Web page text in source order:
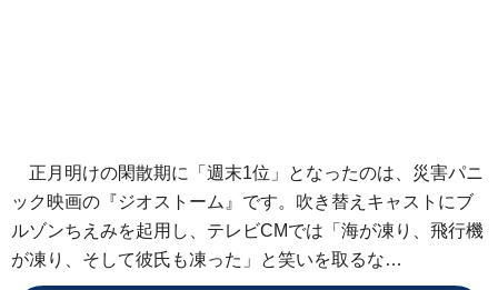
正月明けの閑散期に「週末1位」となったのは、災害パニ
ック映画の『ジオストーム』です。吹き替えキャストにブ
ルゾンちえみを起用し、テレビCMでは「海が凍り、飛行機
が凍り、そして彼氏も凍った」と笑いを取るな…